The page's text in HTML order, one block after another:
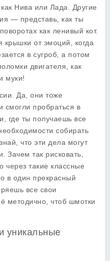
как Нива или Лада. Другие
— представь, как ты
как ленивый кот.
крышки от эмоций, когда
в сугроб, а потом
двигателя, как
муки!
Да, они тоже
смогли пробраться в
где ты получаешь все
собирать
что эти дела могут
Зачем так рисковать,
через такие классные
в один прекрасный
все свои
методично, чтоб шмотки
уникальные